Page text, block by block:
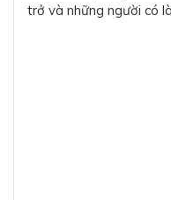
trở và những người có